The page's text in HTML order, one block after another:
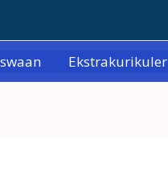
Ekstrakurikuler